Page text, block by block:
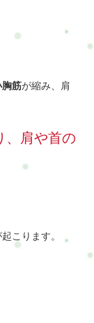
胸筋が縮み、肩
、肩や首の
こります。